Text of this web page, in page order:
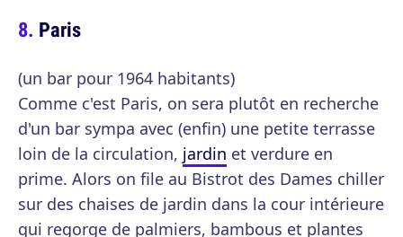
Paris
(un bar pour 1964 habitants)
Comme c'est Paris, on sera plutôt en recherche
d'un bar sympa avec (enfin) une petite terrasse
loin de la circulation, jardin et verdure en
prime. Alors on file au Bistrot des Dames chiller
sur des chaises de jardin dans la cour intérieure
qui regorge de palmiers, bambous et plantes